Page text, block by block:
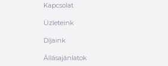
Kapcsolat
Üzleteink
Díjaink
Állásajánlatok